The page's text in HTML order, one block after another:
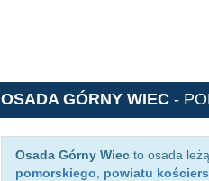
OSADA GÓRNY WIEC -
Osada Górny Wiec to osada
pomorskiego
powiatu